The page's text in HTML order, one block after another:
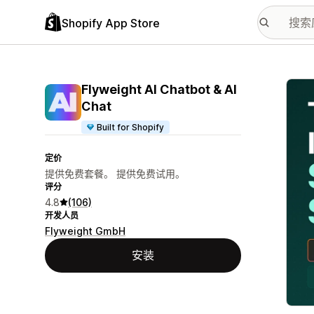
Shopify App Store
Flyweight AI Chatbot & AI
Chat
Built for Shopify
定价
提供免费套餐。 提供免费试用。
评分
4.8 (106)
开发人员
Flyweight GmbH
安装
配图